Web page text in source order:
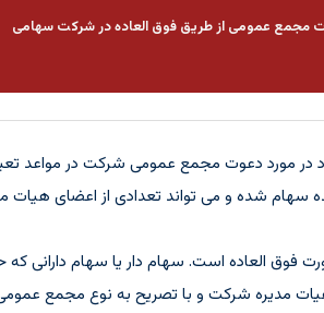
مجمع عمومی از طریق فوق العاده در شرکت سهامی
دعوت مجمع عمومی شرکت در مواعد
شده و می تواند تعدادی از اعضای هیات
عمومی به صورت فوق العاده است. سهام دار یا
مدیره شرکت و با تصریح به نوع مجمع